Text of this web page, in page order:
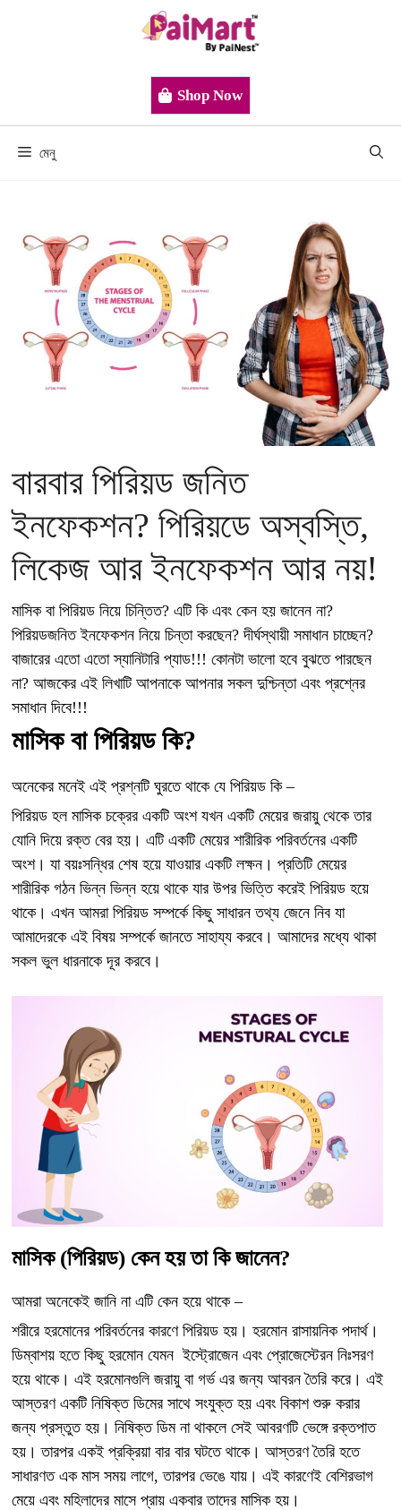
Shop Now
মেনু
বারবার পিরিয়ড জনিত
ইনফেকশন? পিরিয়ডে অস্বস্তি,
লিকেজ আর ইনফেকশন আর নয়!
মাসিক বা পিরিয়ড নিয়ে চিন্তিত? এটি কি এবং কেন হয় জানেন না?
পিরিয়ডজনিত ইনফেকশন নিয়ে চিন্তা করছেন? দীর্ঘস্থায়ী সমাধান চাচ্ছেন?
বাজারের এতো এতো স্যানিটারি প্যাড!!! কোনটা ভালো হবে বুঝতে পারছেন
না? আজকের এই লিখাটি আপনাকে আপনার সকল দুশ্চিন্তা এবং প্রশ্নের
সমাধান দিবে!!!
মাসিক বা পিরিয়ড কি?
অনেকের মনেই এই প্রশ্নটি ঘুরতে থাকে যে পিরিয়ড কি –
পিরিয়ড হল মাসিক চক্রের একটি অংশ যখন একটি মেয়ের জরায়ু থেকে তার
যোনি দিয়ে রক্ত বের হয়। এটি একটি মেয়ের শারীরিক পরিবর্তনের একটি
অংশ। যা বয়ঃসন্ধির শেষ হয়ে যাওয়ার একটি লক্ষন। প্রতিটি মেয়ের
শারীরিক গঠন ভিন্ন ভিন্ন হয়ে থাকে যার উপর ভিত্তি করেই পিরিয়ড হয়ে
থাকে। এখন আমরা পিরিয়ড সম্পর্কে কিছু সাধারন তথ্য জেনে নিব যা
আমাদেরকে এই বিষয় সম্পর্কে জানতে সাহায্য করবে। আমাদের মধ্যে থাকা
সকল ভুল ধারনাকে দূর করবে।
মাসিক (পিরিয়ড) কেন হয় তা কি জানেন?
আমরা অনেকেই জানি না এটি কেন হয়ে থাকে –
শরীরে হরমোনের পরিবর্তনের কারণে পিরিয়ড হয়। হরমোন রাসায়নিক পদার্থ।
ডিম্বাশয় হতে কিছু হরমোন যেমন ইস্ট্রোজেন এবং প্রোজেস্টেরন নিঃসরণ
হয়ে থাকে। এই হরমোনগুলি জরায়ু বা গর্ভ এর জন্য আবরন তৈরি করে। এই
আস্তরণ একটি নিষিক্ত ডিমের সাথে সংযুক্ত হয় এবং বিকাশ শুরু করার
জন্য প্রস্তুত হয়। নিষিক্ত ডিম না থাকলে সেই আবরণটি ভেঙ্গে রক্তপাত
হয়। তারপর একই প্রক্রিয়া বার বার ঘটতে থাকে। আস্তরণ তৈরি হতে
সাধারণত এক মাস সময় লাগে, তারপর ভেঙে যায়। এই কারণেই বেশিরভাগ
মেয়ে এবং মহিলাদের মাসে প্রায় একবার তাদের মাসিক হয়।